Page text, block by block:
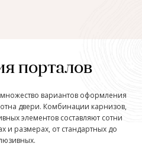
порталов
вариантов оформления
двери. Комбинации карнизов,
элементов составляют сотни
и размерах, от стандартных до